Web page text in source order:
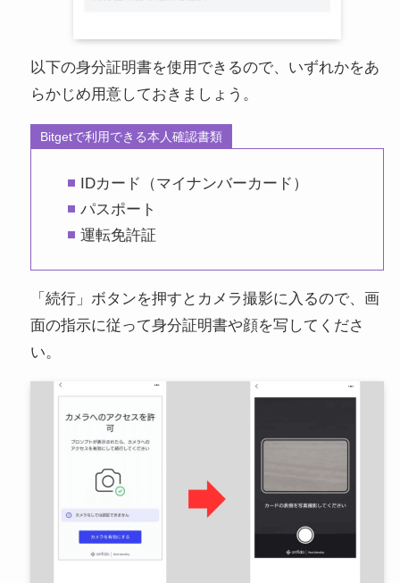
以下の身分証明書を使用できるので、いずれかをあ
らかじめ用意しておきましょう。
Bitgetで利用できる本人確認書類
IDカード（マイナンバーカード）
パスポート
運転免許証
「続行」ボタンを押すとカメラ撮影に入るので、画
面の指示に従って身分証明書や顔を写してくださ
い。